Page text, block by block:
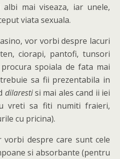
mai viseaza, iar unele,
viata sexuala.
, vor vorbi despre lacuri
ciorapi, pantofi, tunsori
spoiala de fata mai
sa fii prezentabila in
dilarestisi mai ales cand ii iei
vreti sa fiti numiti fraieri,
cu pricina).
despre care sunt cele
si absorbante (pentru